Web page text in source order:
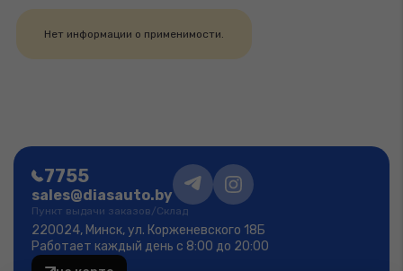
Нет информации о применимости.
7755
sales@diasauto.by
Пункт выдачи заказов/Склад
220024, Минск, ул. Корженевского 18Б
Работает каждый день с 8:00 до 20:00